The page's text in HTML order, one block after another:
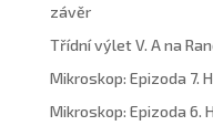
závěr
Třídní výlet V. A na
Mikroskop: Epizoda 7.
Mikroskop: Epizoda 6.